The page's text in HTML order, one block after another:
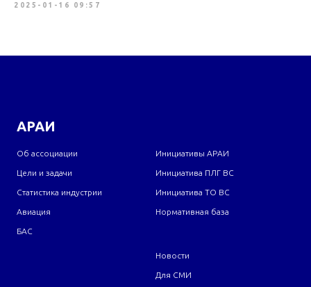
2025-01-16 09:57
АРАИ
Об ассоциации
Цели и задачи
Статистика индустрии
Авиация
БАС
Инициативы АРАИ
Инициатива ПЛГ ВС
Инициатива ТО ВС
Нормативная база
Новости
Для СМИ